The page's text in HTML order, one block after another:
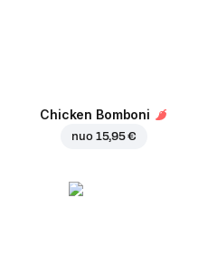
Chicken Bomboni
nuo 15,95 €